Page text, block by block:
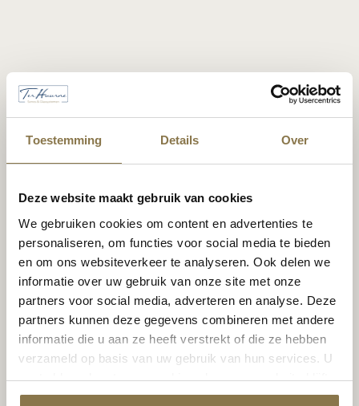
Toestemming Details Over
Deze website maakt gebruik van cookies
We gebruiken cookies om content en advertenties te
personaliseren, om functies voor social media te bieden
en om ons websiteverkeer te analyseren. Ook delen we
informatie over uw gebruik van onze site met onze
partners voor social media, adverteren en analyse. Deze
partners kunnen deze gegevens combineren met andere
informatie die u aan ze heeft verstrekt of die ze hebben
verzameld op basis van uw gebruik van hun services. U
gaat akkoord met onze cookies als u onze website blijft
gebruiken.